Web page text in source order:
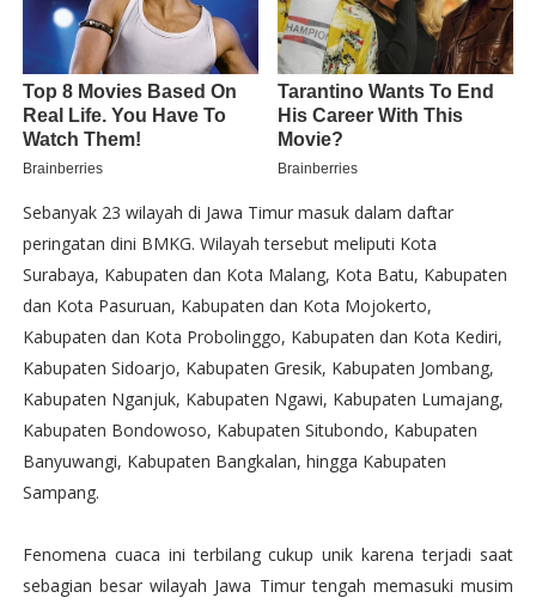
Sebanyak 23 wilayah di Jawa Timur masuk dalam daftar
peringatan dini BMKG. Wilayah tersebut meliputi Kota
Surabaya, Kabupaten dan Kota Malang, Kota Batu, Kabupaten
dan Kota Pasuruan, Kabupaten dan Kota Mojokerto,
Kabupaten dan Kota Probolinggo, Kabupaten dan Kota Kediri,
Kabupaten Sidoarjo, Kabupaten Gresik, Kabupaten Jombang,
Kabupaten Nganjuk, Kabupaten Ngawi, Kabupaten Lumajang,
Kabupaten Bondowoso, Kabupaten Situbondo, Kabupaten
Banyuwangi, Kabupaten Bangkalan, hingga Kabupaten
Sampang.
Fenomena cuaca ini terbilang cukup unik karena terjadi saat
sebagian besar wilayah Jawa Timur tengah memasuki musim